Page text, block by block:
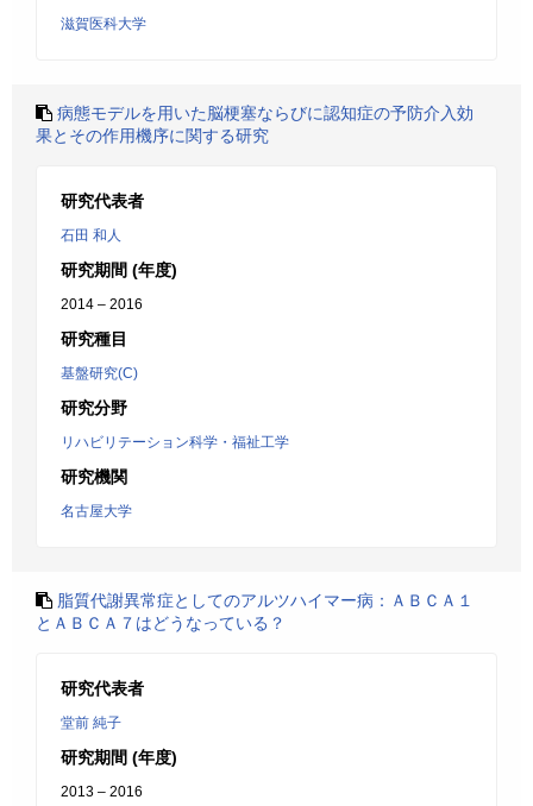
滋賀医科大学
病態モデルを用いた脳梗塞ならびに認知症の予防介入効
果とその作用機序に関する研究
研究代表者
石田 和人
研究期間 (年度)
2014 – 2016
研究種目
基盤研究(C)
研究分野
リハビリテーション科学・福祉工学
研究機関
名古屋大学
脂質代謝異常症としてのアルツハイマー病：ＡＢＣＡ１
とＡＢＣＡ７はどうなっている？
研究代表者
堂前 純子
研究期間 (年度)
2013 – 2016